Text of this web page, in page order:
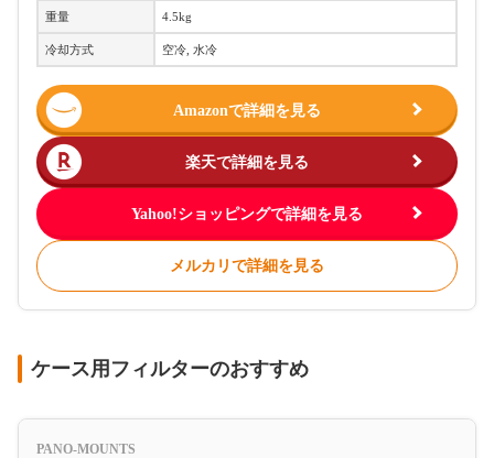
重量 4.5kg
冷却方式 空冷, 水冷
Amazonで詳細を見る
楽天で詳細を見る
Yahoo!ショッピングで詳細を見る
メルカリで詳細を見る
ケース用フィルターのおすすめ
PANO-MOUNTS